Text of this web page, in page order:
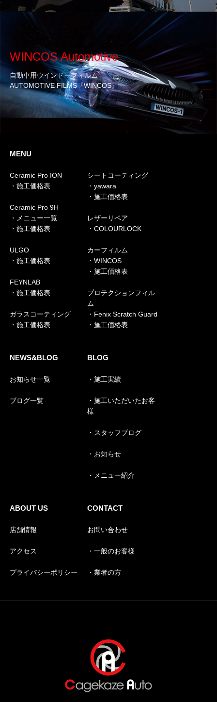
WINCOS Automotive
自動車用ウインドーフィルム
AUTOMOTIVE FILMS『WINCOS』
MENU
Ceramic Pro ION
・施工価格表
Ceramic Pro 9H
・メニュー一覧
・施工価格表
ULGO
・施工価格表
FEYNLAB
・施工価格表
ガラスコーティング
・施工価格表
シートコーティング
・yawara
・施工価格表
レザーリペア
・COLOURLOCK
カーフィルム
・WINCOS
・施工価格表
プロテクションフィル
ム
・Fenix Scratch Guard
・施工価格表
NEWS&BLOG
お知らせ一覧
ブログ一覧
BLOG
・施工実績
・施工いただいたお客
様
・スタッフブログ
・お知らせ
・メニュー紹介
ABOUT US
店舗情報
アクセス
プライバシーポリシー
CONTACT
お問い合わせ
・一般のお客様
・業者の方